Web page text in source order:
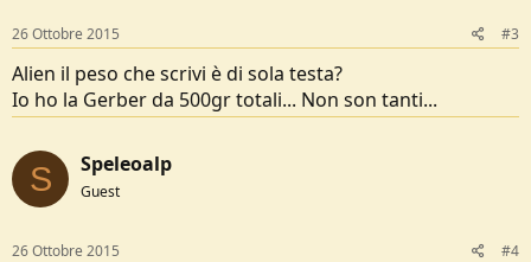
s
:
26 Ottobre 2015 #3
Alien il peso che scrivi è di sola testa?
Io ho la Gerber da 500gr totali... Non son tanti...
S Speleoalp
Guest
26 Ottobre 2015 #4